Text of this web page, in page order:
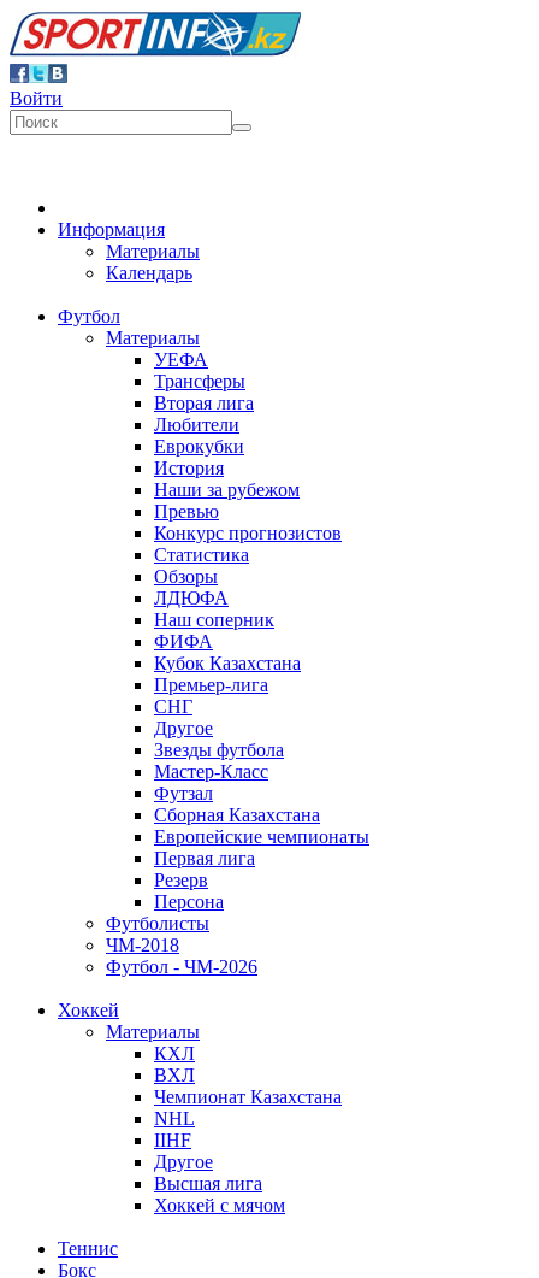
Войти
Информация
Материалы
Календарь
Футбол
Материалы
УЕФА
Трансферы
Вторая лига
Любители
Еврокубки
История
Наши за рубежом
Превью
Конкурс прогнозистов
Статистика
Обзоры
ЛДЮФА
Наш соперник
ФИФА
Кубок Казахстана
Премьер-лига
СНГ
Другое
Звезды футбола
Мастер-Класс
Футзал
Сборная Казахстана
Европейские чемпионаты
Первая лига
Резерв
Персона
Футболисты
ЧМ-2018
Футбол - ЧМ-2026
Хоккей
Материалы
КХЛ
ВХЛ
Чемпионат Казахстана
NHL
IIHF
Другое
Высшая лига
Хоккей с мячом
Теннис
Бокс